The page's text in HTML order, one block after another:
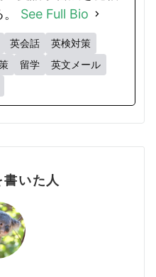
See Full Bio
英会話
英検対策
留学
英文メール
いた人